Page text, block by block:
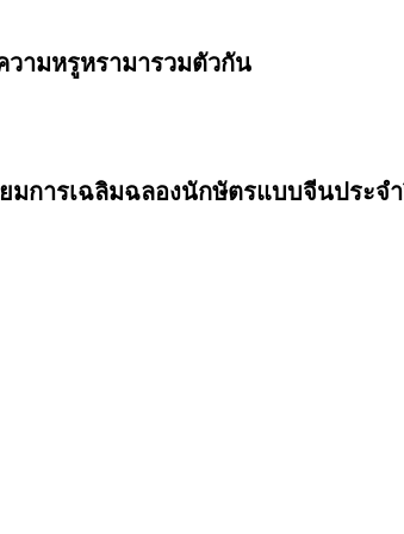
ามหรูหรามารวมตัวกัน
การเฉลิมฉลองนักษัตรแบบจีนประจำ